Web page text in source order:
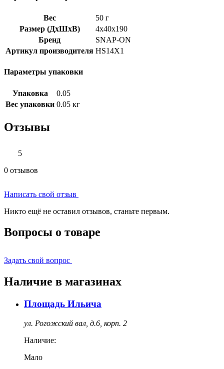
Вес
50 г
Размер (ДхШхВ)
4x40x190
Бренд
SNAP-ON
Артикул производителя HS14X1
Параметры упаковки
Упаковка
0.05
Вес упаковки 0.05 кг
Отзывы
5
0 отзывов
Написать свой отзыв
Никто ещё не оставил отзывов, станьте первым.
Вопросы о товаре
Задать свой вопрос
Наличие в магазинах
Площадь Ильича
ул. Рогожский вал, д.6, корп. 2
Наличие:
Мало